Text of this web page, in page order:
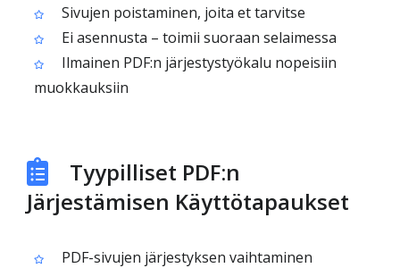
Sivujen poistaminen, joita et tarvitse
Ei asennusta – toimii suoraan selaimessa
Ilmainen PDF:n järjestystyökalu nopeisiin
muokkauksiin
Tyypilliset PDF:n
Järjestämisen Käyttötapaukset
PDF-sivujen järjestyksen vaihtaminen